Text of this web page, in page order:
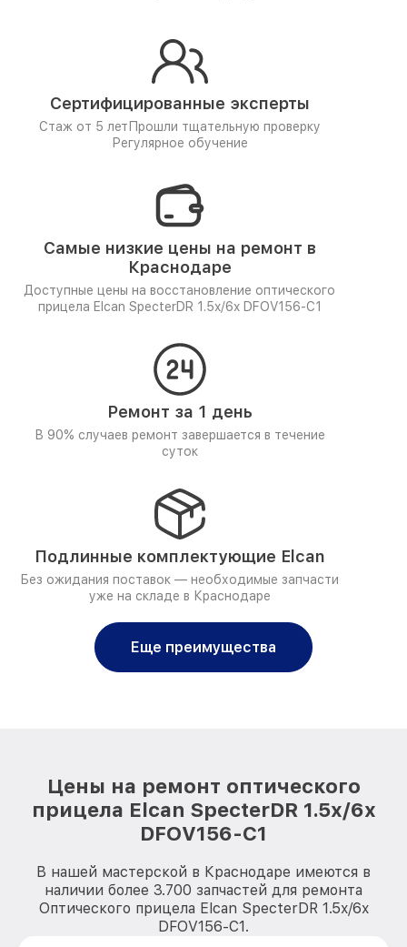
Сертифицированные эксперты
Стаж от 5 лет Прошли тщательную проверку
Регулярное обучение
Самые низкие цены на ремонт в
Краснодаре
Доступные цены на восстановление оптического
прицела Elcan SpecterDR 1.5x/6x DFOV156-C1
Ремонт за 1 день
В 90% случаев ремонт завершается в течение
суток
Подлинные комплектующие Elcan
Без ожидания поставок — необходимые запчасти
уже на складе в Краснодаре
Еще преимущества
Цены на ремонт оптического
прицела Elcan SpecterDR 1.5x/6x
DFOV156-C1
В нашей мастерской в Краснодаре имеются в
наличии более 3.700 запчастей для ремонта
Оптического прицела Elcan SpecterDR 1.5x/6x
DFOV156-C1.